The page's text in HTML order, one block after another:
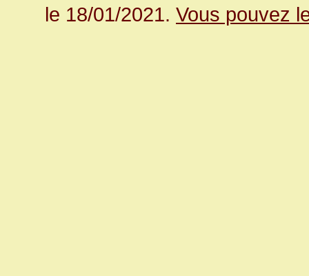
le 18/01/2021. Vous pouvez